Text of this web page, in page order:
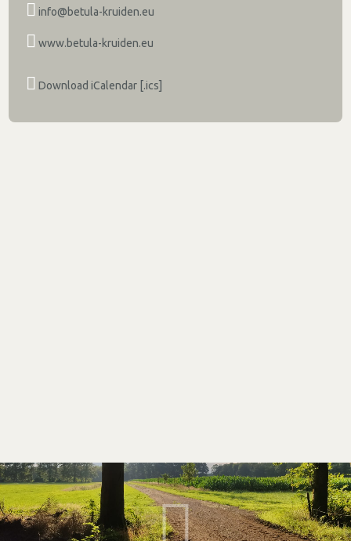
info@betula-kruiden.eu
www.betula-kruiden.eu
Download iCalendar [.ics]